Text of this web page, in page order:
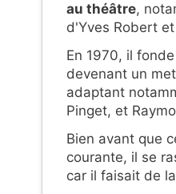
au théâtre,
d'Yves Robert
En 1970, il
devenant un
adaptant
Pinget, et
Bien avant que
courante, il se
car il faisait de